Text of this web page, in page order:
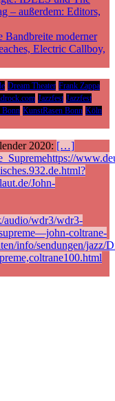
– außerdem: Editors,
Bandbreite moderner
Electric Callboy,
Dream Theater Frank Zappa
Jazzfest Jazzfest
Bonn KunstRasen Bonn Köln
2020: […]
John-
audio/wdr3/wdr3-
coltrane-
info/sendungen/jazz/